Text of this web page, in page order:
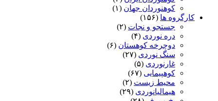
کوهنوردان جهان (۱)
کارگروه ها (۱۵۶)
جستجو و نجات (۲)
دره نوردی (۴)
دوچرخه کوهستان (۶)
سنگ نوردی (۲۷)
غارنوردی (۵)
کوهپیمایی (۶۷)
محیط زیست (۲)
هیمالیانوردی (۲۹)